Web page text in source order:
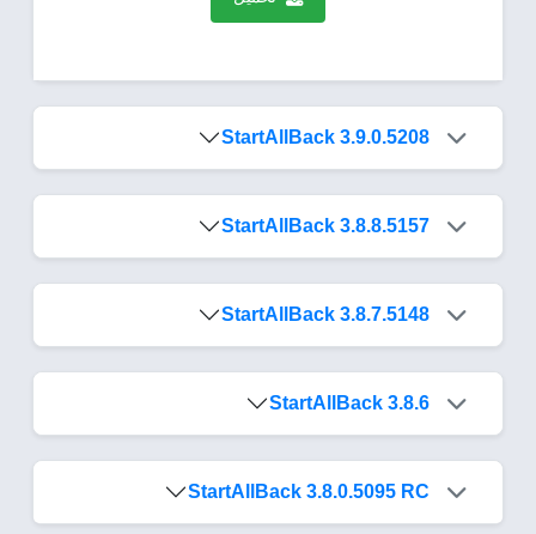
StartAllBack 3.9.0.5208
StartAllBack 3.8.8.5157
StartAllBack 3.8.7.5148
StartAllBack 3.8.6
StartAllBack 3.8.0.5095 RC